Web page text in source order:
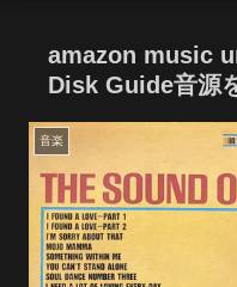
amazon music
Disk Guide音源
音楽